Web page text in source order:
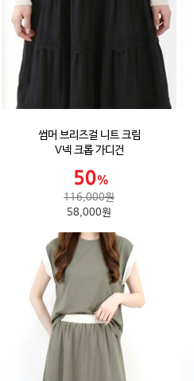
썸머 브리즈걸 니트 크림
V넥 크롭 가디건
116,000원
58,000원